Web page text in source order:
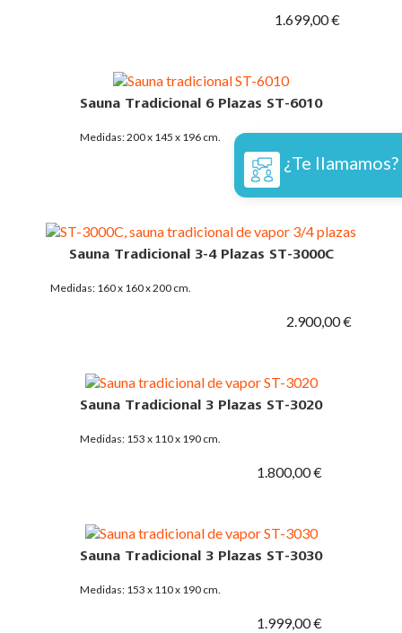
1.699,00 €
Sauna Tradicional 6 Plazas ST-6010
Medidas: 200 x 145 x 196 cm.
5.095,00 €
Sauna Tradicional 3-4 Plazas ST-3000C
Medidas: 160 x 160 x 200 cm.
2.900,00 €
Sauna Tradicional 3 Plazas ST-3020
Medidas: 153 x 110 x 190 cm.
1.800,00 €
Sauna Tradicional 3 Plazas ST-3030
Medidas: 153 x 110 x 190 cm.
1.999,00 €
¿Te llamamos?